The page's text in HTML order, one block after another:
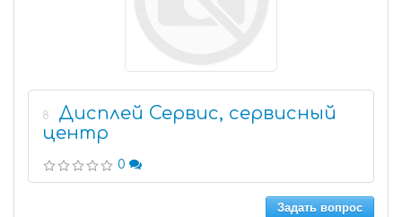
8
Дисплей Сервис, сервисный
центр
0
Задать вопрос